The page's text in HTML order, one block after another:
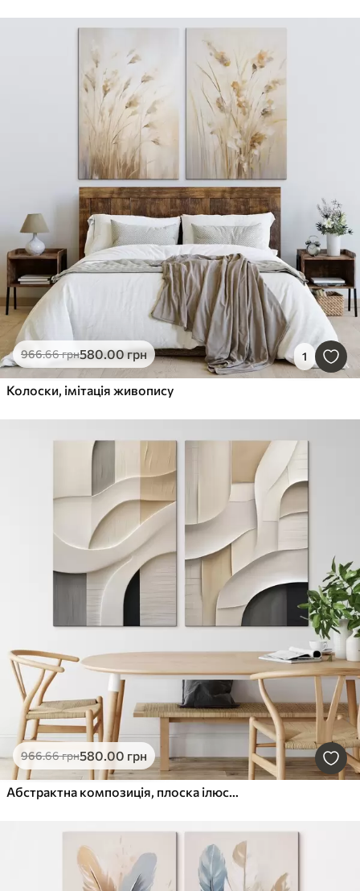
966.66грн580.00грн 1
Колоски, імітація живопису
966.66грн580.00 грн
Абстрактна композиція, плоска ілюстрація